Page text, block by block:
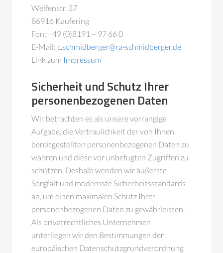
Welfenstr. 37
86916 Kaufering
Fon: +49 (0)8191 – 97 66 0
E-Mail:c.schmidberger@ra-schmidberger.de
Link zum Impressum
Sicherheit und Schutz Ihrer
personenbezogenen Daten
Wir betrachten es als unsere vorrangige
Aufgabe, die Vertraulichkeit der von Ihnen
bereitgestellten personenbezogenen Daten zu
wahren und diese vor unbefugten Zugriffen zu
schützen. Deshalb wenden wir äußerste
Sorgfalt und modernste Sicherheitsstandards
an, um einen maximalen Schutz Ihrer
personenbezogenen Daten zu gewährleisten.
Als privatrechtliches Unternehmen
unterliegen wir den Bestimmungen der
europäischen Datenschutzgrundverordnung